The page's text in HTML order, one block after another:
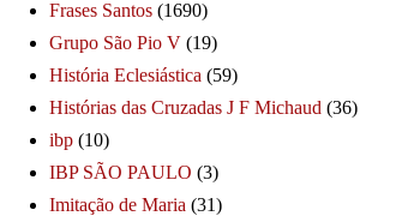
Frases Santos (1690)
Grupo São Pio V (19)
História Eclesiástica (59)
Histórias das Cruzadas J F Michaud (36)
ibp (10)
IBP SÃO PAULO (3)
Imitação de Maria (31)